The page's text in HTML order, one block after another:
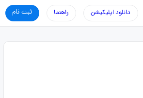
ثبت نام راهنما دانلود اپلیکیشن